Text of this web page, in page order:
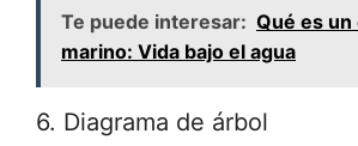
Te puede interesar: Qué es
marino: Vida bajo el agua
6. Diagrama de árbol